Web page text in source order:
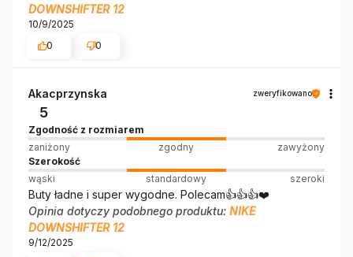
DOWNSHIFTER 12
10/9/2025
0
0
Akacprzynska zweryfikowano
5
Zgodność z rozmiarem
zaniżony
zgodny
zawyżony
Szerokość
wąski
standardowy szeroki
Buty ładne i super wygodne. Polecam👍️👍️👍️❤️
Opinia dotyczy podobnego produktu: NIKE
DOWNSHIFTER 12
9/12/2025